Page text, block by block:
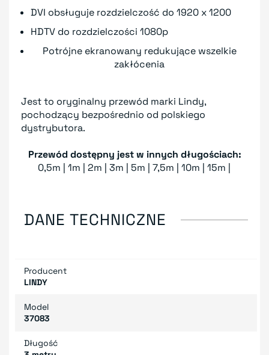
DVI obsługuje rozdzielczość do 1920 x 1200
HDTV do rozdzielczości 1080p
Potrójne ekranowany redukujące wszelkie
zakłócenia
Jest to oryginalny przewód marki Lindy,
pochodzący bezpośrednio od polskiego
dystrybutora.
Przewód dostępny jest w innych długościach:
0,5m | 1m | 2m | 3m | 5m | 7,5m | 10m | 15m |
DANE TECHNICZNE
Producent
LINDY
Model
37083
Długość